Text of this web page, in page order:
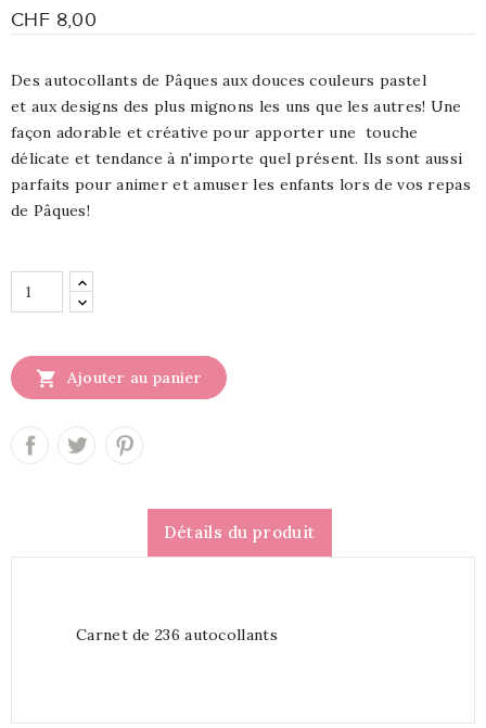
CHF 8,00
Des autocollants de Pâques aux douces couleurs pastel
et aux designs des plus mignons les uns que les autres! Une
façon adorable et créative pour apporter une touche
délicate et tendance à n'importe quel présent. Ils sont aussi
parfaits pour animer et amuser les enfants lors de vos repas
de Pâques!
 Ajouter au panier
Détails du produit
Carnet de 236 autocollants